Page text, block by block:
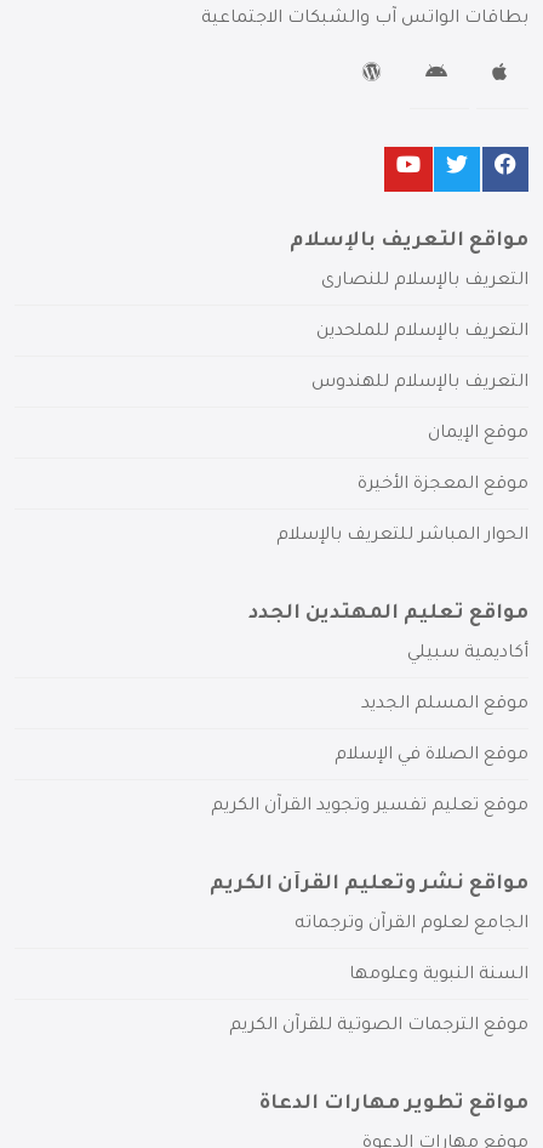
بطاقات الواتس آب والشبكات الاجتماعية
مواقع التعريف بالإسلام
التعريف بالإسلام للنصارى
التعريف بالإسلام للملحدين
التعريف بالإسلام للهندوس
موقع الإيمان
موقع المعجزة الأخيرة
الحوار المباشر للتعريف بالإسلام
مواقع تعليم المهتدين الجدد
أكاديمية سبيلي
موقع المسلم الجديد
موقع الصلاة في الإسلام
موقع تعليم تفسير وتجويد القرآن الكريم
مواقع نشر وتعليم القرآن الكريم
الجامع لعلوم القرآن وترجماته
السنة النبوية وعلومها
موقع الترجمات الصوتية للقرآن الكريم
مواقع تطوير مهارات الدعاة